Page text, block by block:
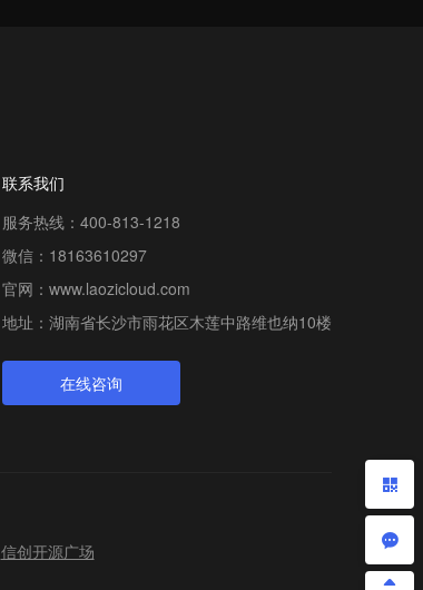
联系我们
服务热线：400-813-1218
微信：18163610297
官网：www.laozicloud.com
地址：湖南省长沙市雨花区木莲中路维也纳10楼
在线咨询
信创开源广场